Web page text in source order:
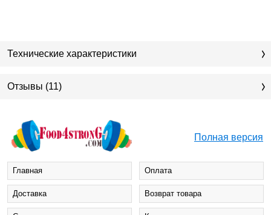
Технические характеристики
Отзывы (11)
Полная версия
Главная Оплата
Доставка Возврат товара